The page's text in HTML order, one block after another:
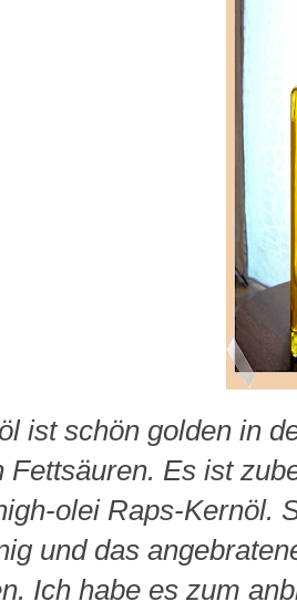
ist schön golden in
Fettsäuren. Es ist
olei Raps-Kernöl.
und das
Ich habe es zum